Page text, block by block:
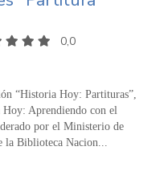
0,0
“Historia Hoy: Partituras”,
Aprendiendo con el
por el Ministerio de
la Biblioteca Nacion...